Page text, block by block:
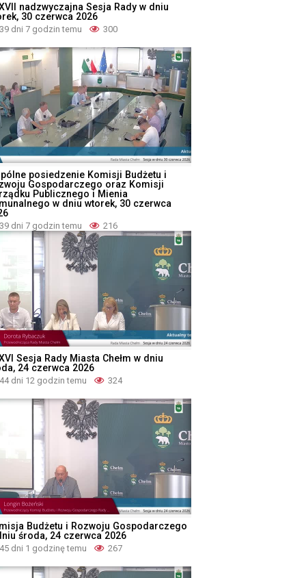
nadzwyczajna Sesja Rady w dniu
30 czerwca 2026
39 dni 7 godzin temu 300
posiedzenie Komisji Budżetu i
Gospodarczego oraz Komisji
Publicznego i Mienia
w dniu wtorek, 30 czerwca
39 dni 7 godzin temu 216
Sesja Rady Miasta Chełm w dniu
24 czerwca 2026
44 dni 12 godzin temu 324
Budżetu i Rozwoju Gospodarczego
środa, 24 czerwca 2026
45 dni 1 godzinę temu 267